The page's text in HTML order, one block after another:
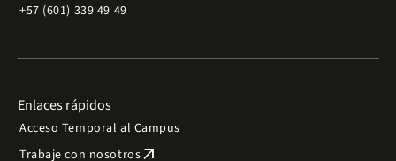
+57 (601) 339 49 49
Enlaces rápidos
Acceso Temporal al Campus
Trabaje con nosotrosarrow_outward